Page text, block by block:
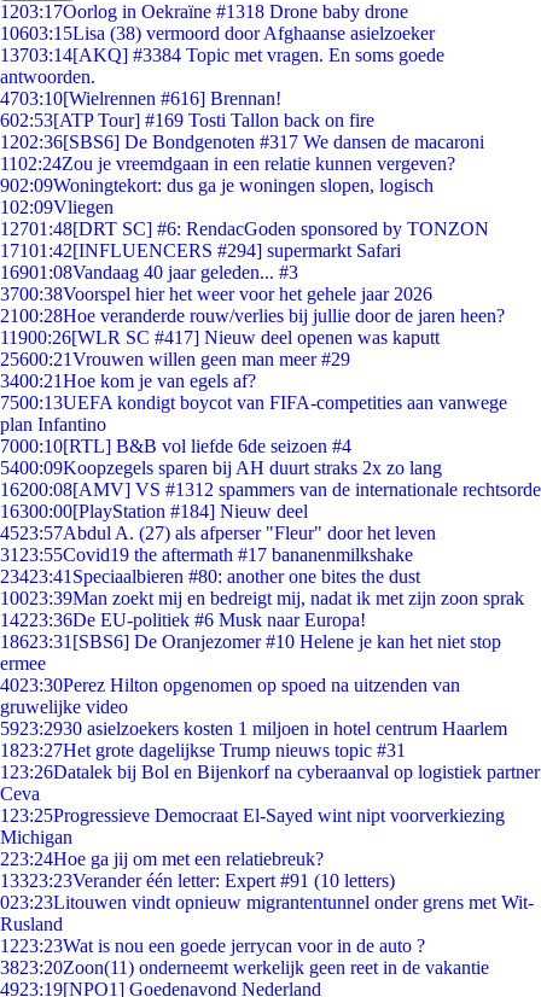
1203:17Oorlog in Oekraïne #1318 Drone baby drone
10603:15Lisa (38) vermoord door Afghaanse asielzoeker
13703:14[AKQ] #3384 Topic met vragen. En soms goede
antwoorden.
4703:10[Wielrennen #616] Brennan!
602:53[ATP Tour] #169 Tosti Tallon back on fire
1202:36[SBS6] De Bondgenoten #317 We dansen de macaroni
1102:24Zou je vreemdgaan in een relatie kunnen vergeven?
902:09Woningtekort: dus ga je woningen slopen, logisch
102:09Vliegen
12701:48[DRT SC] #6: RendacGoden sponsored by TONZON
17101:42[INFLUENCERS #294] supermarkt Safari
16901:08Vandaag 40 jaar geleden... #3
3700:38Voorspel hier het weer voor het gehele jaar 2026
2100:28Hoe veranderde rouw/verlies bij jullie door de jaren heen?
11900:26[WLR SC #417] Nieuw deel openen was kaputt
25600:21Vrouwen willen geen man meer #29
3400:21Hoe kom je van egels af?
7500:13UEFA kondigt boycot van FIFA-competities aan vanwege
plan Infantino
7000:10[RTL] B&B vol liefde 6de seizoen #4
5400:09Koopzegels sparen bij AH duurt straks 2x zo lang
16200:08[AMV] VS #1312 spammers van de internationale rechtsorde
16300:00[PlayStation #184] Nieuw deel
4523:57Abdul A. (27) als afperser "Fleur" door het leven
31 23:55Covid19 the aftermath #17 bananenmilkshake
23423:41 Speciaalbieren #80: another one bites the dust
10023:39Man zoekt mij en bedreigt mij, nadat ik met zijn zoon sprak
14223:36De EU-politiek #6 Musk naar Europa!
18623:31 [SBS6] De Oranjezomer #10 Helene je kan het niet stop
ermee
4023:30Perez Hilton opgenomen op spoed na uitzenden van
gruwelijke video
5923:2930 asielzoekers kosten 1 miljoen in hotel centrum Haarlem
1823:27Het grote dagelijkse Trump nieuws topic #31
1 23:26Datalek bij Bol en Bijenkorf na cyberaanval op logistiek partner
Ceva
1 23:25Progressieve Democraat El-Sayed wint nipt voorverkiezing
Michigan
223:24Hoe ga jij om met een relatiebreuk?
13323:23Verander één letter: Expert #91 (10 letters)
023:23Litouwen vindt opnieuw migrantentunnel onder grens met Wit-
Rusland
1223:23Wat is nou een goede jerrycan voor in de auto ?
3823:20Zoon(11) onderneemt werkelijk geen reet in de vakantie
4923:19[NPO1] Goedenavond Nederland